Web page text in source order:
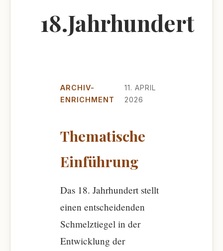
18.Jahrhundert
ARCHIV-
ENRICHMENT
11. APRIL
2026
Thematische
Einführung
Das 18. Jahrhundert stellt
einen entscheidenden
Schmelztiegel in der
Entwicklung der